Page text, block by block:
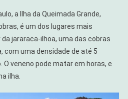
a Ilha da Queimada Grande,
é um dos lugares mais
jararaca-ilhoa, uma das cobras
com uma densidade de até 5
veneno pode matar em horas, e
ilha.